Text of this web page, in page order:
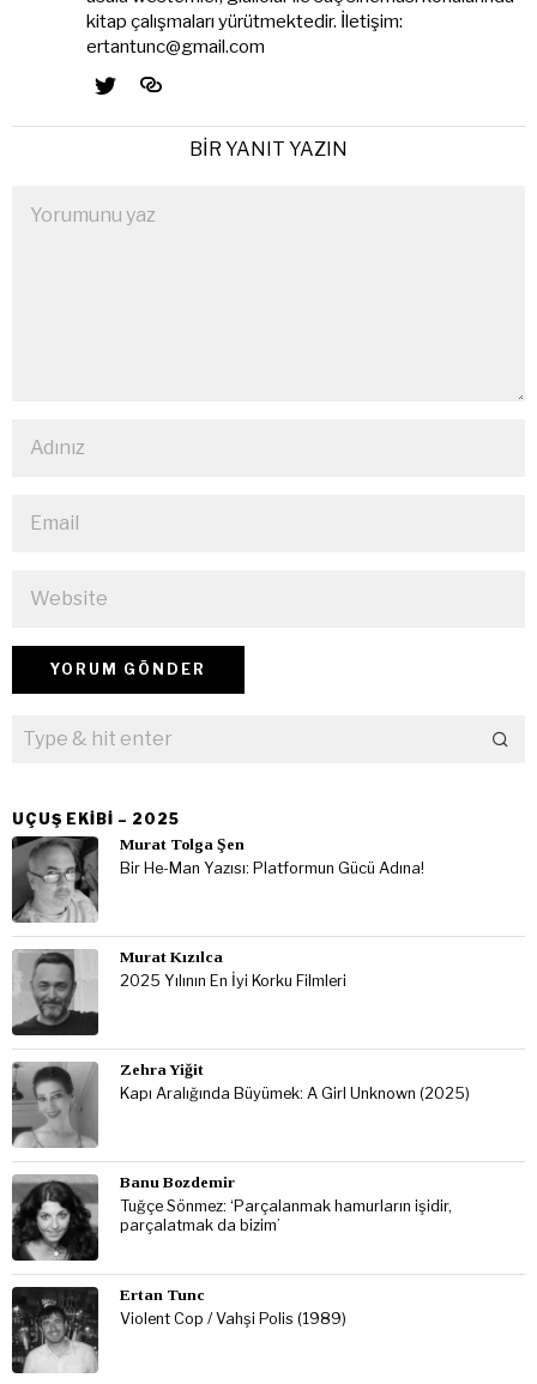
kitap çalışmaları yürütmektedir. İletişim:
ertantunc@gmail.com
BIR YANIT YAZIN
UÇUŞ EKIBI – 2025
Murat Tolga Şen
Bir He-Man Yazısı: Platformun Gücü Adına!
Murat Kızılca
2025 Yılının En İyi Korku Filmleri
Zehra Yiğit
Kapı Aralığında Büyümek: A Girl Unknown (2025)
Banu Bozdemir
Tuğçe Sönmez: ‘Parçalanmak hamurların işidir,
parçalatmak da bizim’
Ertan Tunc
Violent Cop / Vahşi Polis (1989)